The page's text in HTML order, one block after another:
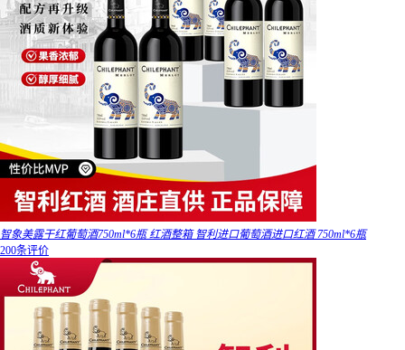
智象美露干红葡萄酒750ml*6瓶 红酒整箱 智利进口葡萄酒进口红酒 750ml*6瓶
200条评价